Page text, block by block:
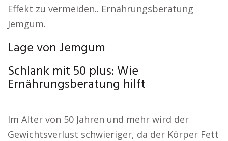
Effekt zu vermeiden.. Ernährungsberatung
Jemgum.
Lage von Jemgum
Schlank mit 50 plus: Wie
Ernährungsberatung hilft
Im Alter von 50 Jahren und mehr wird der
Gewichtsverlust schwieriger, da der Körper Fett